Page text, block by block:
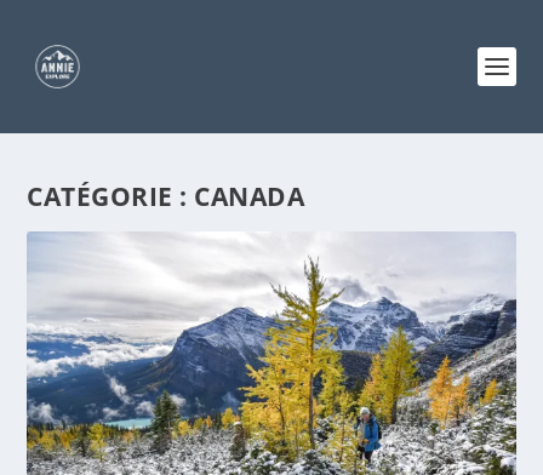
CATÉGORIE : CANADA